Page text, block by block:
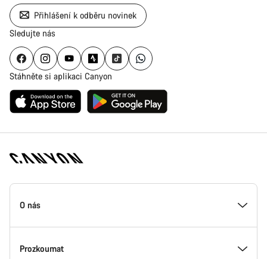
Přihlášení k odběru novinek
Sledujte nás
Stáhněte si aplikaci Canyon
Zápatí
stránky
O nás
Uvnitř Canyonu
Prozkoumat